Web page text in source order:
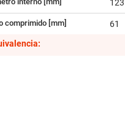
123
comprimido [mm]
61